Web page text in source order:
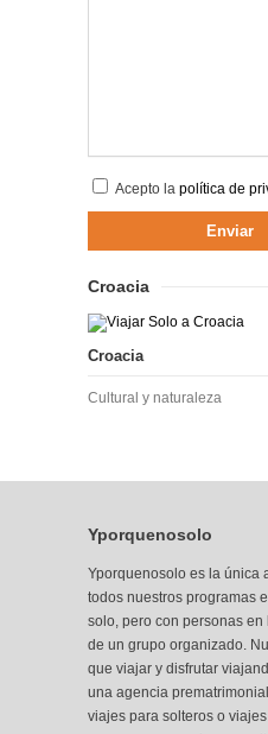
Acepto la política de
Croacia
Croacia
Cultural y naturaleza
Yporquenosolo
Yporquenosolo es la única
todos nuestros programas
solo, pero con personas
de un grupo organizado.
que viajar y disfrutar
una agencia
viajes para solteros o